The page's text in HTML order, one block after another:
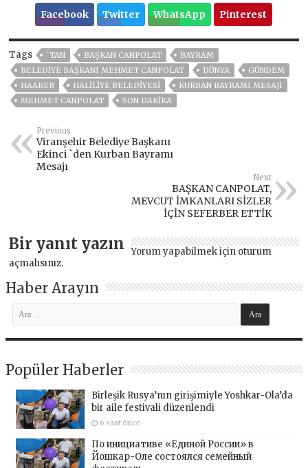
Facebook Twitter WhatsApp Pinterest
Tags `TAN BAŞKAN CANPOLAT
BAYRAM
BELEDIYE BAŞKANI MEHMET CANPOLAT
DÜNYA
GÜNDEM
HAABER
HALİLİYE BELEDİYESİ
KURBAN BAYRAMI MESAJI
MEHMET CANPOLAT
SON DAKIKA
Previous
Viranşehir Belediye Başkanı
Ekinci `den Kurban Bayramı
Mesajı
Next
BAŞKAN CANPOLAT,
MEVCUT İMKANLARI SİZLER
İÇİN SEFERBER ETTİK
Bir yanıt yazın Yorum yapabilmek için oturum
açmalısınız.
Haber Arayın
Popüler Haberler
Birleşik Rusya’nın girişimiyle Yoshkar-Ola’da
bir aile festivali düzenlendi
6 saat önce
По инициативе «Единой России» в
Йошкар-Оле состоялся семейный